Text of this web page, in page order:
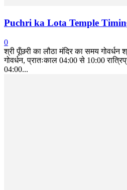
Puchri ka Lota Temple
0
श्री पूँछरी का लौठा मंदिर का समय गोवर्धन
गोवर्धन, प्रातःकाल 04:00 से 10:00
04:00...